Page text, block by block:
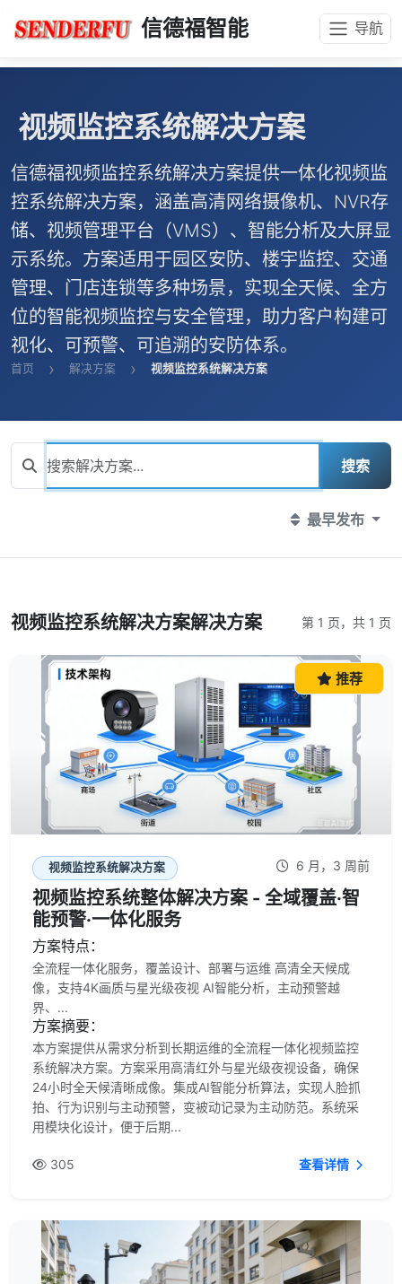
信德福智能 导航
视频监控系统解决方案
信德福视频监控系统解决方案提供一体化视频监
控系统解决方案，涵盖高清网络摄像机、NVR存
储、视频管理平台（VMS）、智能分析及大屏显
示系统。方案适用于园区安防、楼宇监控、交通
管理、门店连锁等多种场景，实现全天候、全方
位的智能视频监控与安全管理，助力客户构建可
视化、可预警、可追溯的安防体系。
首页 解决方案 视频监控系统解决方案
搜索
最早发布
视频监控系统解决方案解决方案 第 1 页，共 1 页
推荐
视频监控系统解决方案 6 月，3 周前
视频监控系统整体解决方案 - 全域覆盖·智
能预警·一体化服务
方案特点：
全流程一体化服务，覆盖设计、部署与运维 高清全天候成
像，支持4K画质与星光级夜视 AI智能分析，主动预警越
界、...
方案摘要：
本方案提供从需求分析到长期运维的全流程一体化视频监控
系统解决方案。方案采用高清红外与星光级夜视设备，确保
24小时全天候清晰成像。集成AI智能分析算法，实现人脸抓
拍、行为识别与主动预警，变被动记录为主动防范。系统采
用模块化设计，便于后期...
305 查看详情